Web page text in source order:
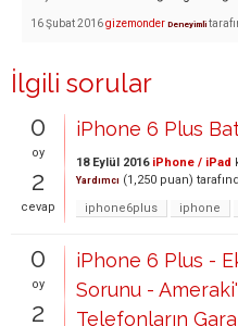
16 Şubat 2016gizemonder Deneyimli
İlgili sorular
0
oy
2
cevap
iPhone 6 Plus
18 Eylül 2016 iPhone / iPad
Yardımcı (1,250 puan)
iphone6plus
iphone
0
oy
2
iPhone 6 Plus -
Sorunu -
Telefonların